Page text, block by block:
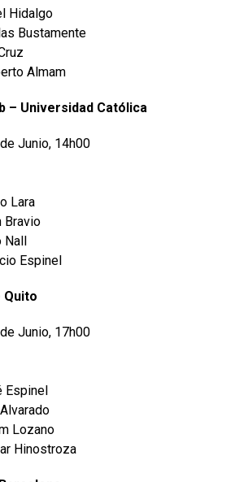
Hidalgo
Bustamente
Almam
– Universidad Católica
Junio, 14h00
Lara
Bravio
Nall
Espinel
Quito
Junio, 17h00
Espinel
Lozano
Hinostroza